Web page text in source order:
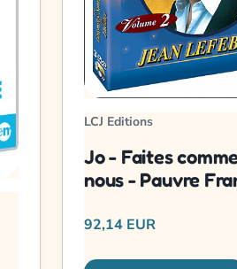
LCJ Editions
Jo - Faites
nous - Pauvre
92,14 EUR